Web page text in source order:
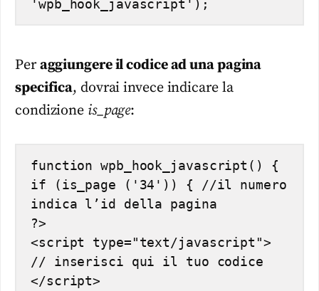
'wpb_hook_javascript');
Peraggiungere il codice ad una pagina
specifica, dovrai invece indicare la
condizione is_page:
function wpb_hook_javascript() {
if (is_page ('34')) { //il numero
indica l’id della pagina
?>
<script type="text/javascript">
// inserisci qui il tuo codice
</script>